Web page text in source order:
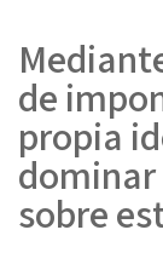
de
propia
sobre